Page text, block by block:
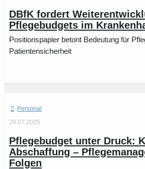
DBfK fordert
Pflegebudgets im
Positionspapier betont Bedeutung für
Patientensicherheit
Personal
29.07.2025
Pflegebudget unter Druck:
Abschaffung –
Folgen